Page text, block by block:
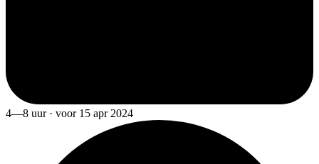
4—8 uur · voor 15 apr 2024